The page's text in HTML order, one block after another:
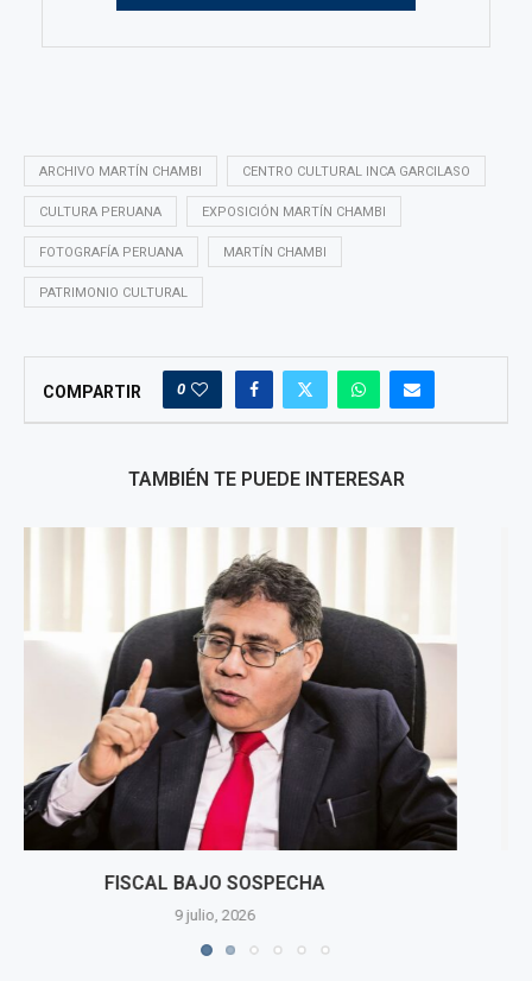
ARCHIVO MARTÍN CHAMBI CENTRO CULTURAL INCA GARCILASO
CULTURA PERUANA EXPOSICIÓN MARTÍN CHAMBI
FOTOGRAFÍA PERUANA MARTÍN CHAMBI
PATRIMONIO CULTURAL
COMPARTIR 0
TAMBIÉN TE PUEDE INTERESAR
EL SUEÑO DE UNA NOCHE DE VERANO
9 julio, 2026